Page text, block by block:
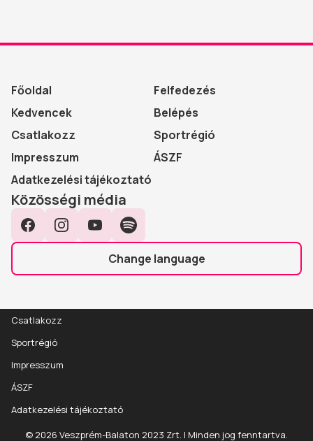
Esemény
Részletek
Főoldal
Felfedezés
Kedvencek
Belépés
Csatlakozz
Sportrégió
Impresszum
ÁSZF
Adatkezelési tájékoztató
Közösségi média
Change language
© 2026 Veszprém-Balaton 2023 Zrt. | Minden jog fenntartva.
Csatlakozz
Sportrégió
Impresszum
ÁSZF
Adatkezelési tájékoztató